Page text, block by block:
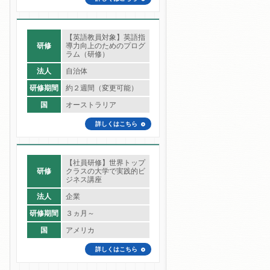
研修
【英語教員対象】英語指
導力向上のためのプログ
ラム（研修）
法人
自治体
研修期間
約２週間（変更可能）
国
オーストラリア
詳しくはこちら
研修
【社員研修】世界トップ
クラスの大学で実践的ビ
ジネス講座
法人
企業
研修期間
３ヵ月～
国
アメリカ
詳しくはこちら